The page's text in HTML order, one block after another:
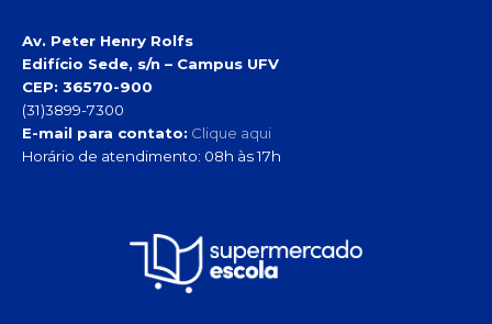
Av. Peter Henry Rolfs
Edifício Sede, s/n – Campus UFV
CEP: 36570-900
(31)3899-7300
E-mail para contato: Clique aqui
Horário de atendimento: 08h às 17h